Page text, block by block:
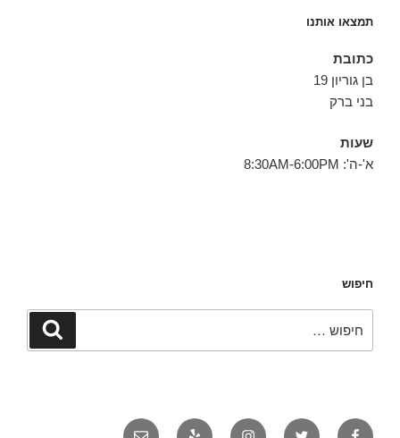
תמצאו אותנו
כתובת
בן גוריון 19
בני ברק
שעות
א'-ה': 8:30AM-6:00PM
חיפוש
חיפוש
פייסבוק טוויטר אינסטגרם יאלפ אימייל